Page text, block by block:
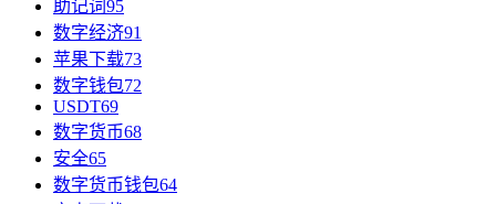
助记词95
数字经济91
苹果下载73
数字钱包72
USDT69
数字货币68
安全65
数字货币钱包64